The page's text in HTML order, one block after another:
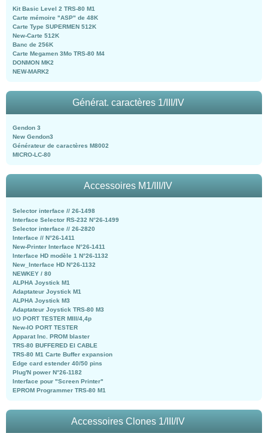
Kit Basic Level 2 TRS-80 M1
Carte mémoire "ASP" de 48K
Carte Type SUPERMEN 512K
New-Carte 512K
Banc de 256K
Carte Megamen 3Mo TRS-80 M4
DONMON MK2
NEW-MARK2
Générat. caractères 1/III/IV
Gendon 3
New Gendon3
Générateur de caractères M8002
MICRO-LC-80
Accessoires M1/III/IV
Selector interface // 26-1498
Interface Selector RS-232 N°26-1499
Selector interface // 26-2820
Interface // N°26-1411
New-Printer Interface N°26-1411
Interface HD modèle 1 N°26-1132
New_Interface HD N°26-1132
NEWKEY / 80
ALPHA Joystick M1
Adaptateur Joystick M1
ALPHA Joystick M3
Adaptateur Joystick TRS-80 M3
I/O PORT TESTER MIII/4,4p
New-IO PORT TESTER
Apparat Inc. PROM blaster
TRS-80 BUFFERED EI CABLE
TRS-80 M1 Carte Buffer expansion
Edge card estender 40/50 pins
Plug'N power N°26-1182
Interface pour "Screen Printer"
EPROM Programmer TRS-80 M1
Accessoires Clones 1/III/IV